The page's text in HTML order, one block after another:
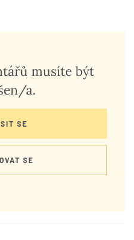
musíte být
a.
SE
SE